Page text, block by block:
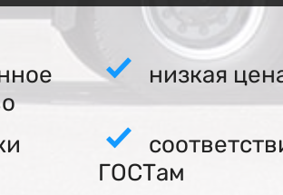
низкая
ГОСТам